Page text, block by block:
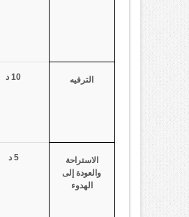
الترفيه 10 د
الاستراحة
والعودة إلى
الهدوء
5 د